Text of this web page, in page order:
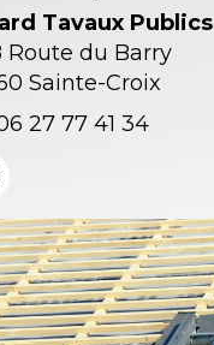
Tavaux Publics
Route du Barry
Sainte-Croix
27 77 41 34